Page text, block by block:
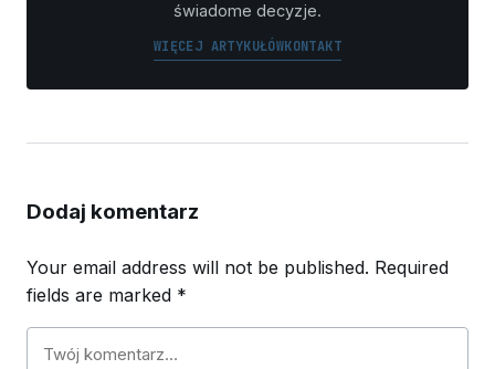
świadome decyzje.
WIĘCEJ ARTYKUŁÓWKONTAKT
Dodaj komentarz
Your email address will not be published. Required
fields are marked *